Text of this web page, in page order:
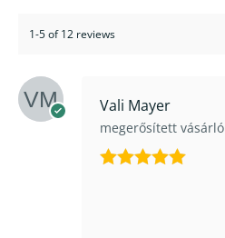
1-5 of 12 reviews
Vali Mayer
megerősített vásárló